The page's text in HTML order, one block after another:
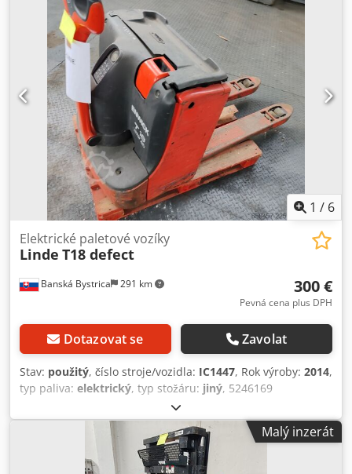
1 / 6
Banská Bystrica 291 km
Elektrické paletové vozíky
Linde T18 defect
300 €
Pevná cena plus DPH
Dotazovat se Zavolat
Stav: použitý, číslo stroje/vozidla: IC1447, Rok výroby: 2014,
typ paliva: elektrický, typ stožáru: jiný, 5246169
Dsdpfxozth Tvo Acaekr Sériové číslo: W41152E04726
Malý inzerát